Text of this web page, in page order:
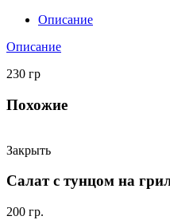
Описание
Описание
230 гр
Похожие
Закрыть
Салат с тунцом на
200 гр.